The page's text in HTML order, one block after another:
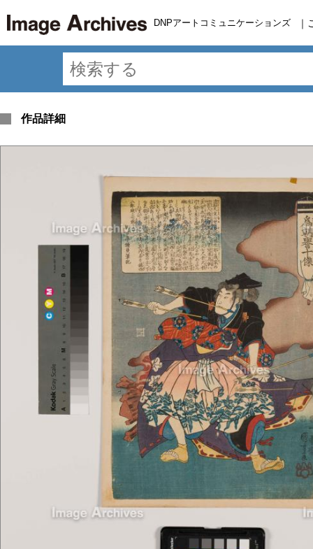
DNPアートコミュニケーションズ ｜
作品詳細